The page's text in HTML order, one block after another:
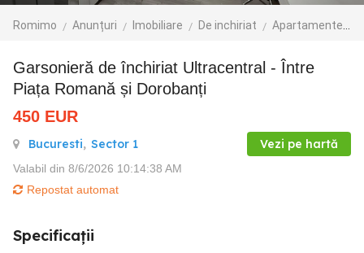
Romimo Anunțuri Imobiliare De inchiriat Apartamente de inchiriat
Garsonieră de închiriat Ultracentral - Între
Piața Romană și Dorobanți
450 EUR
Bucuresti, Sector 1 Vezi pe hartă
Valabil din 8/6/2026 10:14:38 AM
Repostat automat
Specificații